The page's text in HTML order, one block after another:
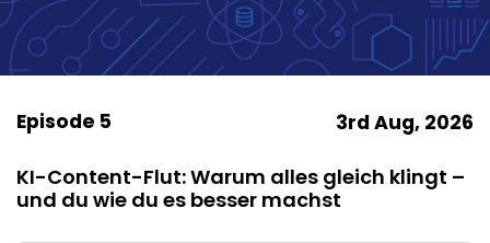
Episode 5 3rd Aug, 2026
KI-Content-Flut: Warum alles gleich klingt –
und du wie du es besser machst